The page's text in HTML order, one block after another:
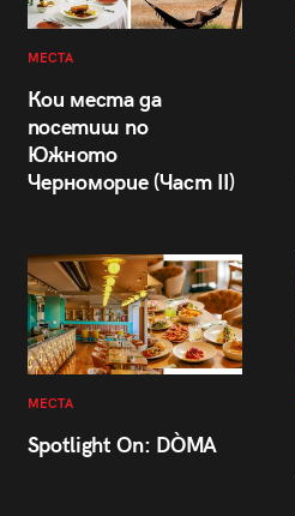
МЕСТА
Кои места да
посетиш по
Южното
Черноморие (Част II)
МЕСТА
Spotlight On: DÒMA